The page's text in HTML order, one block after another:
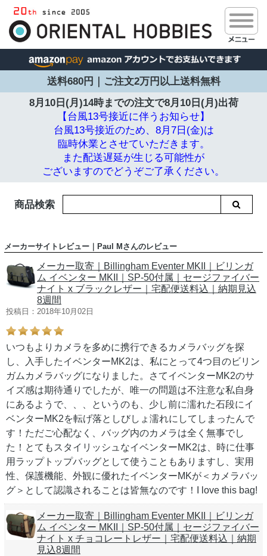
送料680円｜ご注文2万円以上送料無料
8月10日(月)14時までの注文で8月10日(月)出荷
【台風13号接近に伴うお知らせ】
台風13号接近のため、8月7日(金)は
臨時休業とさせていただきます。
また配送遅延が生じる可能性が
ございますのでどうぞご了承ください。
商品検索
メーカーサイトレビュー｜Paul Mさんのレビュー
メーカー取寄｜Billingham Eventer MKII｜ビリンガ
ム イベンター MKII｜SP-50付属｜セージファイバー
ナイト x ブラックレザー｜宅配便送料込｜納期見込
8週間
投稿日：2018年10月02日
いつもよりカメラを多めに携行できるカメラバッグを探
し、入手したイベンターMK2は、私にとって4つ目のビリン
ガムカメラバッグになりました。さてイベンターMK2のサ
イズ感は期待通りでしたが、唯一の問題は不注意な私自身
にあるようで、、、というのも、少し前に濡れた石段にイ
ベンターMK2を転げ落としびしょ濡れにしてしまったんで
す！ただご心配なく、バッグ内のカメラは全く無事でし
た！とてもスタイリッシュなイベンターMK2は、時に仕事
用ラップトップバッグとして使うこともありますし、実用
性、保護機能、外観に優れたイベンターMKが＜カメラバッ
グ＞として認識されることは皆無なのです！I love this bag!
メーカー取寄｜Billingham Eventer MKII｜ビリンガ
ム イベンター MKII｜SP-50付属｜セージファイバー
ナイト x チョコレートレザー｜宅配便送料込｜納期
見込8週間